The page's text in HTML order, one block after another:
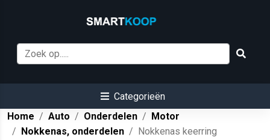
Categorieën
Home
Auto Onderdelen
Motor
Nokkenas, onderdelen
Nokkenas keerring